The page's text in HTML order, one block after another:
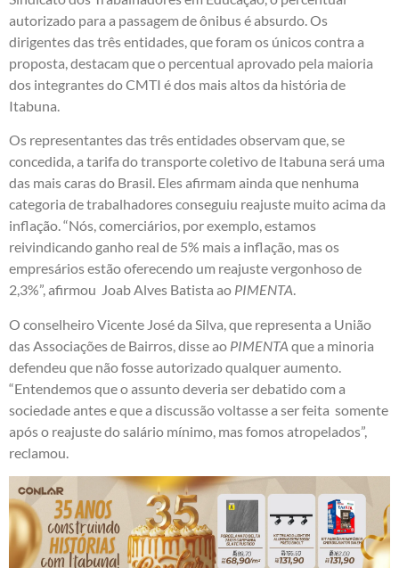
autorizado para a passagem de ônibus é absurdo. Os
dirigentes das três entidades, que foram os únicos contra a
proposta, destacam que o percentual aprovado pela maioria
dos integrantes do CMTI é dos mais altos da história de
Itabuna.
Os representantes das três entidades observam que, se
concedida, a tarifa do transporte coletivo de Itabuna será uma
das mais caras do Brasil. Eles afirmam ainda que nenhuma
categoria de trabalhadores conseguiu reajuste muito acima da
inflação. “Nós, comerciários, por exemplo, estamos
reivindicando ganho real de 5% mais a inflação, mas os
empresários estão oferecendo um reajuste vergonhoso de
2,3%”, afirmou Joab Alves Batista ao PIMENTA.
O conselheiro Vicente José da Silva, que representa a União
das Associações de Bairros, disse ao PIMENTA que a minoria
defendeu que não fosse autorizado qualquer aumento.
“Entendemos que o assunto deveria ser debatido com a
sociedade antes e que a discussão voltasse a ser feita somente
após o reajuste do salário mínimo, mas fomos atropelados”,
reclamou.